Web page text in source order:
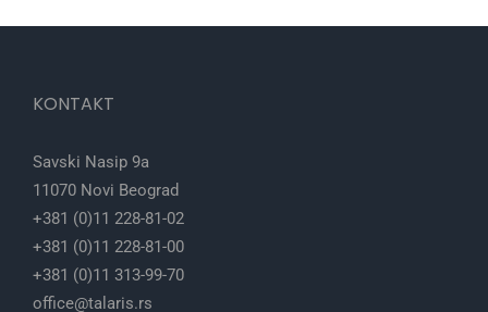
KONTAKT
Savski Nasip 9a
11070 Novi Beograd
+381 (0)11 228-81-02
+381 (0)11 228-81-00
+381 (0)11 313-99-70
office@talaris.rs